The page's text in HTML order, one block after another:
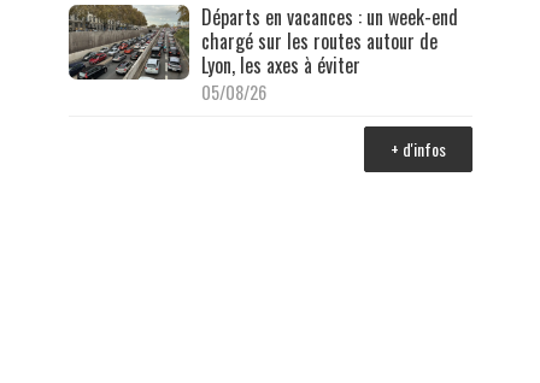
Départs en vacances : un week-end
chargé sur les routes autour de
Lyon, les axes à éviter
05/08/26
+ d'infos